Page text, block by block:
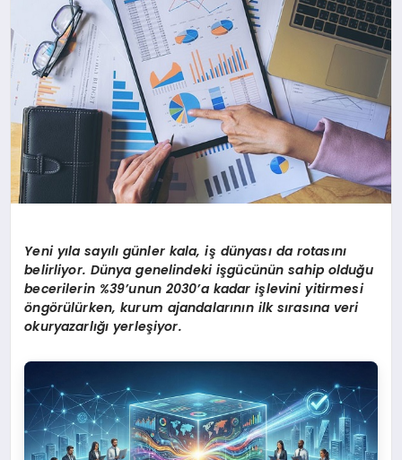
Yeni yıla sayılı günler kala, iş dünyası da rotasını
belirliyor. Dünya genelindeki işgücünün sahip olduğu
becerilerin %39’unun 2030’a kadar işlevini yitirmesi
öngörülürken, kurum ajandalarının ilk sırasına veri
okuryazarlığı yerleşiyor.